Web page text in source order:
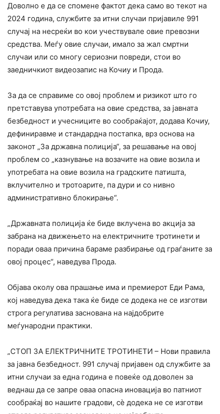
Доволно е да се спомене фактот дека само во текот на
2024 година, службите за итни случаи пријавиле 991
случај на несреќи во кои учествувале овие превозни
средства. Меѓу овие случаи, имало за жал смртни
случаи или со многу сериозни повреди, стои во
заедничкиот видеозапис на Кочиу и Прода.
За да се справиме со овој проблем и ризикот што го
претставува употребата на овие средства, за јавната
безбедност и учесниците во сообраќајот, додава Кочиу,
дефиниравме и стандардна постапка, врз основа на
законот „За државна полиција“, за решавање на овој
проблем со „казнување на возачите на овие возила и
употребата на овие возила на градските патишта,
вклучително и тротоарите, па дури и со нивно
административно блокирање“.
„Државната полиција ќе биде вклучена во акција за
забрана на движењето на електричните тротинети и
поради оваа причина бараме разбирање од граѓаните за
овој процес“, наведува Прода.
Објава околу ова прашање има и премиерот Еди Рама,
кој наведува дека така ќе биде се додека не се изготви
строга регулатива заснована на најдобрите
меѓународни практики.
„СТОП ЗА ЕЛЕКТРИЧНИТЕ ТРОТИНЕТИ – Нови правила
за јавна безбедност. 991 случај пријавен од службите за
итни случаи за една година е повеќе од доволен за
веднаш да се запре оваа опасна иновација во патниот
сообраќај во нашите градови, сè додека не се изготви